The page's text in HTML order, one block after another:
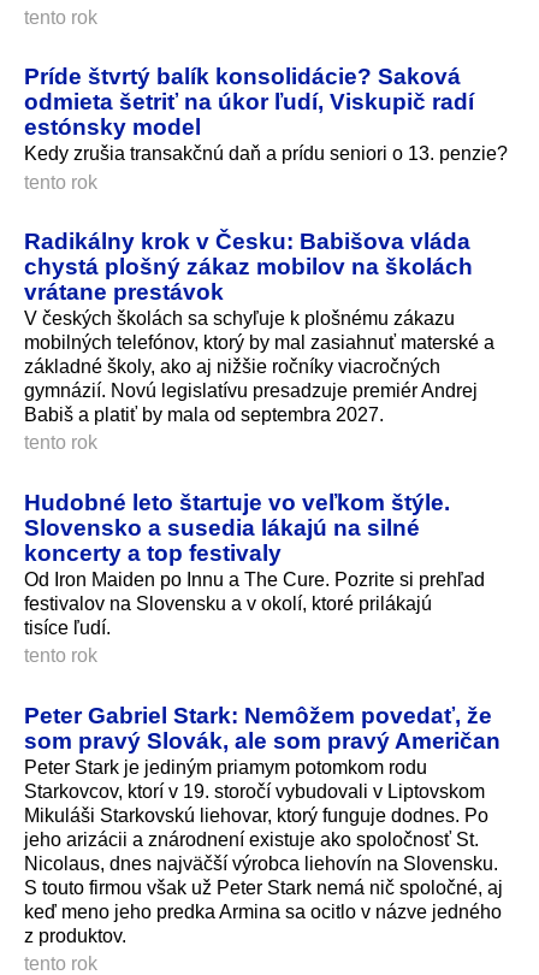
tento rok
Príde štvrtý balík konsolidácie? Saková
odmieta šetriť na úkor ľudí, Viskupič radí
estónsky model
Kedy zrušia transakčnú daň a prídu seniori o 13. penzie?
tento rok
Radikálny krok v Česku: Babišova vláda
chystá plošný zákaz mobilov na školách
vrátane prestávok
V českých školách sa schyľuje k plošnému zákazu
mobilných telefónov, ktorý by mal zasiahnuť materské a
základné školy, ako aj nižšie ročníky viacročných
gymnázií. Novú legislatívu presadzuje premiér Andrej
Babiš a platiť by mala od septembra 2027.
tento rok
Hudobné leto štartuje vo veľkom štýle.
Slovensko a susedia lákajú na silné
koncerty a top festivaly
Od Iron Maiden po Innu a The Cure. Pozrite si prehľad
festivalov na Slovensku a v okolí, ktoré prilákajú
tisíce ľudí.
tento rok
Peter Gabriel Stark: Nemôžem povedať, že
som pravý Slovák, ale som pravý Američan
Peter Stark je jediným priamym potomkom rodu
Starkovcov, ktorí v 19. storočí vybudovali v Liptovskom
Mikuláši Starkovskú liehovar, ktorý funguje dodnes. Po
jeho arizácii a znárodnení existuje ako spoločnosť St.
Nicolaus, dnes najväčší výrobca liehovín na Slovensku.
S touto firmou však už Peter Stark nemá nič spoločné, aj
keď meno jeho predka Armina sa ocitlo v názve jedného
z produktov.
tento rok